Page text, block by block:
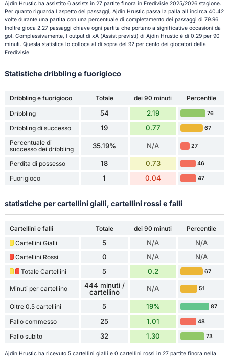
Ajdin Hrustic ha assistito 6 assists in 27 partite finora in Eredivisie 2025/2026 stagione.
Per quanto riguarda l'aspetto dei passaggi, Ajdin Hrustic passa la palla all'incirca 40.42
volte durante una partita con una percentuale di completamento dei passaggi di 79.96.
Inoltre gioca 2.27 passaggi chiave ogni partita che portano a significative occasioni da
gol. Complessivamente, l'output di xA (Assist previsti) di Ajdin Hrustic è di 0.29 per 90
minuti. Questa statistica lo colloca al di sopra del 92 per cento dei giocatori della
Eredivisie.
Statistiche dribbling e fuorigioco
Dribbling e fuorigioco Totale dei 90 minuti
Percentile
Dribbling
54 2.19 76
Dribbling di successo 19 0.77 67
Percentuale di
successo dei dribbling
35.19% N/A 27
Perdita di possesso 18 0.73 46
Fuorigioco 1 0.04 47
statistiche per cartellini gialli, cartellini rossi e falli
Cartellini e falli Totale dei 90 minuti
Percentile
Cartellini Gialli
5 N/A N/A
Cartellini Rossi 0 N/A N/A
Totale Cartellini 5 0.2 67
Minuti per cartellino
444 minuti /
cartellino
N/A 51
Oltre 0.5 cartellini 5 19% 87
Fallo commesso 25 1.01 48
Fallo subito 32 1.30 73
Ajdin Hrustic ha ricevuto 5 cartellini gialli e 0 cartellini rossi in 27 partite finora nella